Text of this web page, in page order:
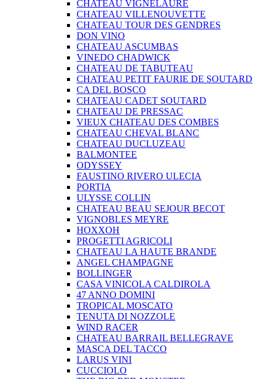
CHATEAU VIGNELAURE
CHATEAU VILLENOUVETTE
CHATEAU TOUR DES GENDRES
DON VINO
CHATEAU ASCUMBAS
VINEDO CHADWICK
CHATEAU DE TABUTEAU
CHATEAU PETIT FAURIE DE SOUTARD
CA DEL BOSCO
CHATEAU CADET SOUTARD
CHATEAU DE PRESSAC
VIEUX CHATEAU DES COMBES
CHATEAU CHEVAL BLANC
CHATEAU DUCLUZEAU
BALMONTEE
ODYSSEY
FAUSTINO RIVERO ULECIA
PORTIA
ULYSSE COLLIN
CHATEAU BEAU SEJOUR BECOT
VIGNOBLES MEYRE
HOXXOH
PROGETTI AGRICOLI
CHATEAU LA HAUTE BRANDE
ANGEL CHAMPAGNE
BOLLINGER
CASA VINICOLA CALDIROLA
47 ANNO DOMINI
TROPICAL MOSCATO
TENUTA DI NOZZOLE
WIND RACER
CHATEAU BARRAIL BELLEGRAVE
MASCA DEL TACCO
LARUS VINI
CUCCIOLO